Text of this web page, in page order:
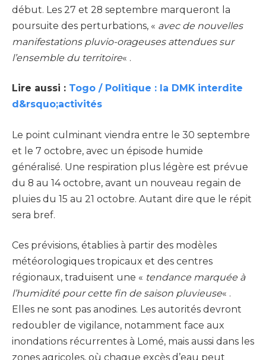
début. Les 27 et 28 septembre marqueront la
poursuite des perturbations, « avec de nouvelles
manifestations pluvio-orageuses attendues sur
l’ensemble du territoire« .
Lire aussi : Togo / Politique : la DMK interdite
d&rsquo;activités
Le point culminant viendra entre le 30 septembre
et le 7 octobre, avec un épisode humide
généralisé. Une respiration plus légère est prévue
du 8 au 14 octobre, avant un nouveau regain de
pluies du 15 au 21 octobre. Autant dire que le répit
sera bref.
Ces prévisions, établies à partir des modèles
météorologiques tropicaux et des centres
régionaux, traduisent une « tendance marquée à
l’humidité pour cette fin de saison pluvieuse« .
Elles ne sont pas anodines. Les autorités devront
redoubler de vigilance, notamment face aux
inondations récurrentes à Lomé, mais aussi dans les
zones agricoles, où chaque excès d’eau peut